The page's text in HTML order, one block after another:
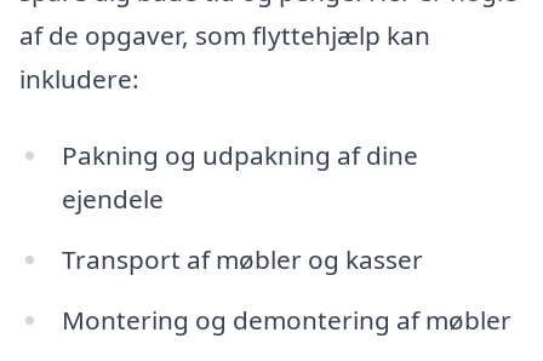
af de opgaver, som flyttehjælp kan
inkludere:
Pakning og udpakning af dine
ejendele
Transport af møbler og kasser
Montering og demontering af møbler